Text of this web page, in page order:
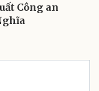
Công an